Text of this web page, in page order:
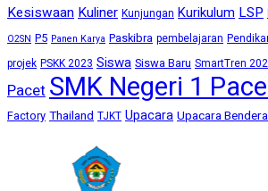
Kesiswaan Kuliner Kunjungan Kurikulum LSP
O2SN P5 Panen Karya Paskibra pembelajaran
projek PSKK 2023 Siswa Siswa Baru SmartTren
PacetSMK Negeri 1
Factory Thailand TJKT Upacara Upacara Bendera